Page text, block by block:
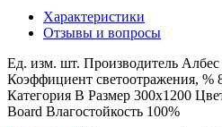
Характеристики
Отзывы и вопросы
Ед. изм. шт. Производитель Албес
Коэффициент светоотражения, %
Категория B Размер 300x1200
Board Влагостойкость 100%